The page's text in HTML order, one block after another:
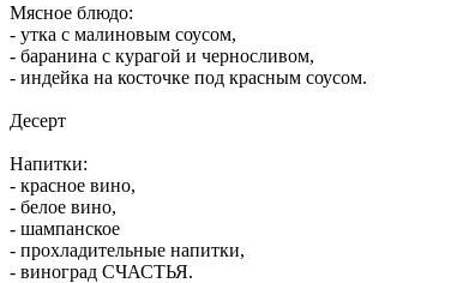
Мясное блюдо:
- утка с малиновым соусом,
- баранина с курагой и черносливом,
- индейка на косточке под красным соусом.
Десерт
Напитки:
- красное вино,
- белое вино,
- шампанское
- прохладительные напитки,
- виноград СЧАСТЬЯ.